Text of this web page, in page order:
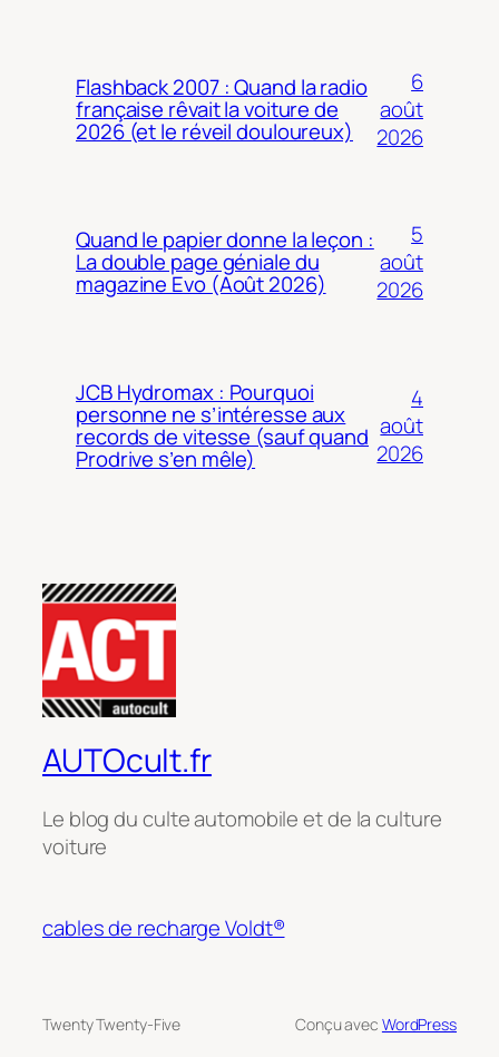
Flashback 2007 : Quand la radio
française rêvait la voiture de
2026 (et le réveil douloureux)
6
août
2026
Quand le papier donne la leçon :
La double page géniale du
magazine Evo (Août 2026)
5
août
2026
JCB Hydromax : Pourquoi
personne ne s’intéresse aux
records de vitesse (sauf quand
Prodrive s’en mêle)
4
août
2026
AUTOcult.fr
Le blog du culte automobile et de la culture
voiture
cables de recharge Voldt®
Twenty Twenty-Five Conçu avec WordPress